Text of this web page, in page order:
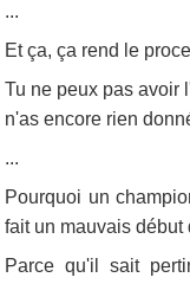
...
Et ça, ça rend le
Tu ne peux pas avoir
n'as encore rien
...
Pourquoi un
fait un mauvais début
Parce qu'il sait